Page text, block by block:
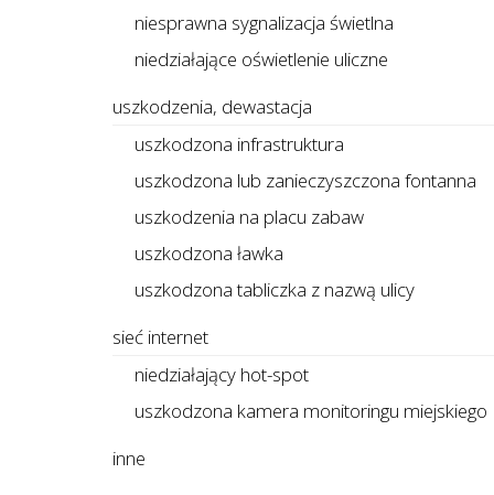
niesprawna sygnalizacja świetlna
niedziałające oświetlenie uliczne
uszkodzenia, dewastacja
uszkodzona infrastruktura
uszkodzona lub zanieczyszczona fontanna
uszkodzenia na placu zabaw
uszkodzona ławka
uszkodzona tabliczka z nazwą ulicy
sieć internet
niedziałający hot-spot
uszkodzona kamera monitoringu miejskiego
inne